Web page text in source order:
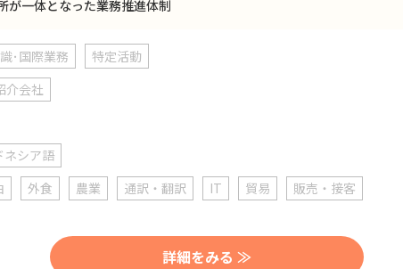
が一体となった業務推進体制
･国際業務
特定活動
介会社
ネシア語
外食 農業 通訳・翻訳 IT 貿易 販売・接客
詳細をみる ≫